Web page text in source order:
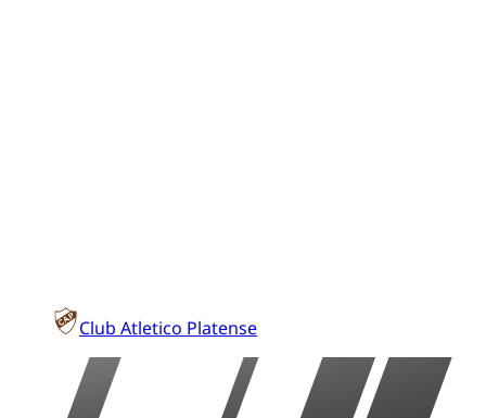
Club Atletico Platense